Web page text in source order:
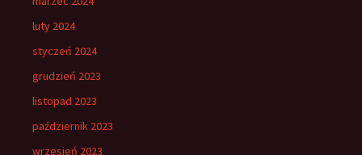
luty 2024
styczeń 2024
grudzień 2023
listopad 2023
październik 2023
wrzesień 2023